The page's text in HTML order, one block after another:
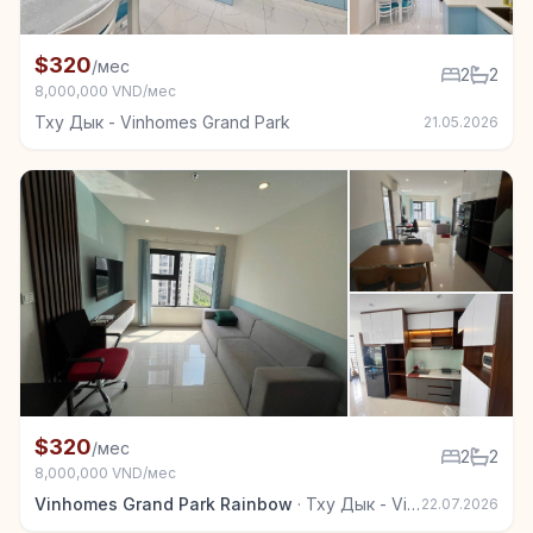
Квартира в аренду в Тху Дык - Vinhomes Grand
$320/мес
8,000,000 VND/мес
2 2
Тху Дык - Vinhomes Grand Park 21.05.2026
Квартира в аренду в Тху Дык - Vinhomes Grand
$320/мес
8,000,000 VND/мес
2 2
Vinhomes Grand Park Rainbow · Тху Дык - Vinhomes Grand Park 22.07.2026